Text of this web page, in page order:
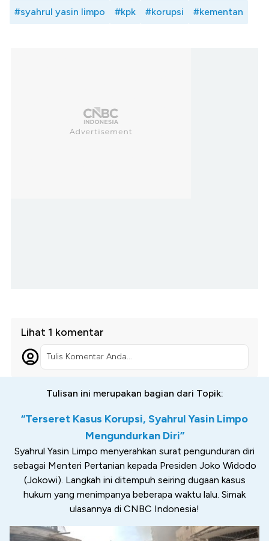
#syahrul yasin limpo #kpk #korupsi #kementan
Lihat 1 komentar
Tulis Komentar Anda...
Tulisan ini merupakan bagian dari Topik:
“Terseret Kasus Korupsi, Syahrul Yasin Limpo
Mengundurkan Diri”
Syahrul Yasin Limpo menyerahkan surat pengunduran diri
sebagai Menteri Pertanian kepada Presiden Joko Widodo
(Jokowi). Langkah ini ditempuh seiring dugaan kasus
hukum yang menimpanya beberapa waktu lalu. Simak
ulasannya di CNBC Indonesia!